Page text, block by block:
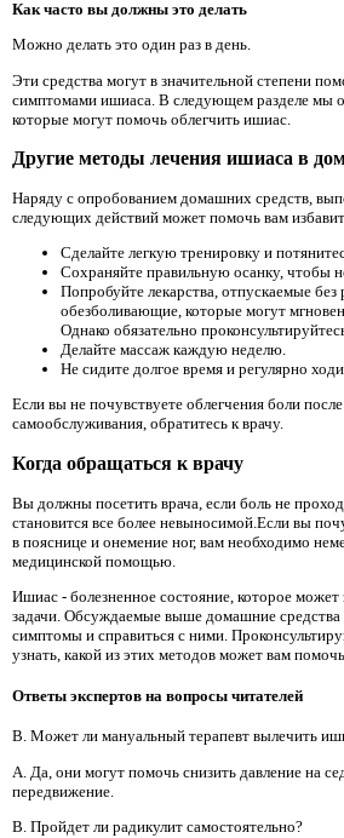
Как часто вы должны это делать
Можно делать это один раз в день.
Эти средства могут в значительной степени
симптомами ишиаса. В следующем разделе мы
которые могут помочь облегчить ишиас.
Другие методы лечения ишиаса в
Наряду с опробованием домашних средств,
следующих действий может помочь вам
Сделайте легкую тренировку и
Сохраняйте правильную осанку, чтобы
Попробуйте лекарства, отпускаемые без
обезболивающие, которые могут
Однако обязательно
Делайте массаж каждую неделю.
Не сидите долгое время и регулярно
Если вы не почувствуете облегчения боли
самообслуживания, обратитесь к врачу.
Когда обращаться к врачу
Вы должны посетить врача, если боль не
становится все более невыносимой.Если вы
в пояснице и онемение ног, вам необходимо
медицинской помощью.
Ишиас - болезненное состояние, которое может
задачи. Обсуждаемые выше домашние
симптомы и справиться с ними.
узнать, какой из этих методов может вам помочь.
Ответы экспертов на вопросы читателей
В. Может ли мануальный терапевт вылечить
A. Да, они могут помочь снизить давление на
передвижение.
В. Пройдет ли радикулит самостоятельно?